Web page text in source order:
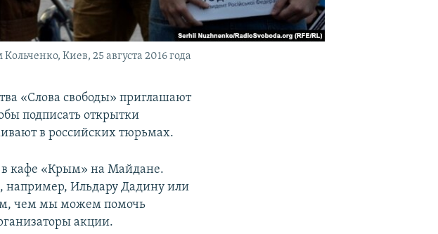
Киев, 25 августа 2016 года
«Слова свободы» приглашают
подписать открытки
в российских тюрьмах.
в кафе «Крым» на Майдане.
например, Ильдару Дадину или
чем мы можем помочь
акции.